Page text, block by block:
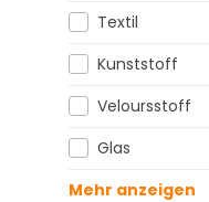
Textil
Kunststoff
Veloursstoff
Glas
Mehr anzeigen